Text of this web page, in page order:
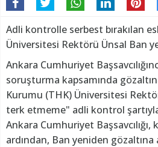
Adli kontrolle serbest bırakılan
Üniversitesi Rektörü Ünsal Ban
Ankara Cumhuriyet
soruşturma kapsamında
Kurumu (THK) Üniversitesi
terk etmeme" adli kontrol şartıyla
Ankara Cumhuriyet
ardından, Ban yeniden gözaltına